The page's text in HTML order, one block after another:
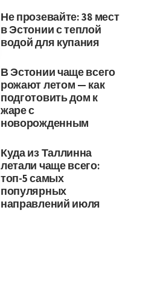
Не прозевайте: 38 мест
в Эстонии с теплой
водой для купания
В Эстонии чаще всего
рожают летом — как
подготовить дом к
жаре с
новорожденным
Куда из Таллинна
летали чаще всего:
топ-5 самых
популярных
направлений июля